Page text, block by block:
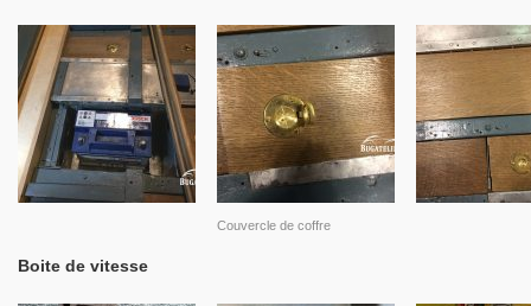
Couvercle de coffre
Boite de vitesse